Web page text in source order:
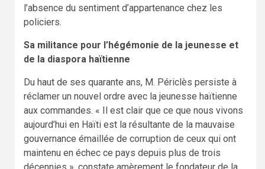
l’absence du sentiment d’appartenance chez les
policiers.
Sa militance pour l’hégémonie de la jeunesse et
de la diaspora haïtienne
Du haut de ses quarante ans, M. Périclès persiste à
réclamer un nouvel ordre avec la jeunesse haïtienne
aux commandes. « Il est clair que ce que nous vivons
aujourd’hui en Haïti est la résultante de la mauvaise
gouvernance émaillée de corruption de ceux qui ont
maintenu en échec ce pays depuis plus de trois